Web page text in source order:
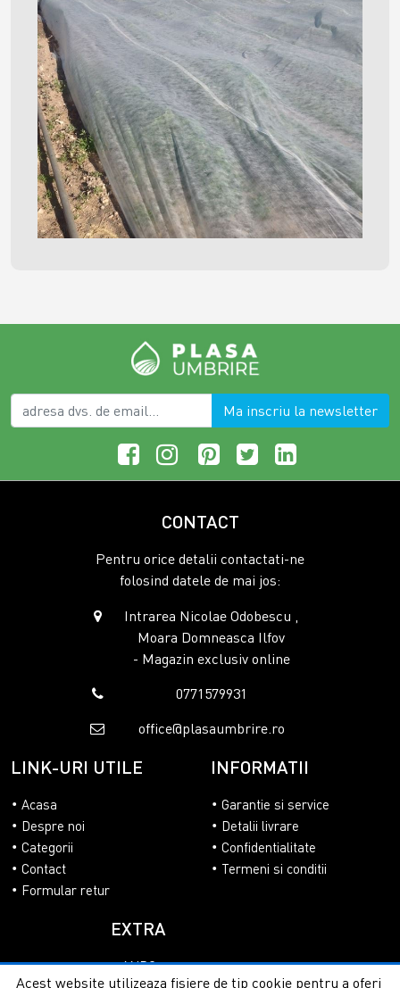
Ma inscriu la newsletter
CONTACT
Pentru orice detalii contactati-ne
folosind datele de mai jos:
Intrarea Nicolae Odobescu ,
Moara Domneasca Ilfov
- Magazin exclusiv online
0771579931
office@plasaumbrire.ro
LINK-URI UTILE
Acasa
Despre noi
Categorii
Contact
Formular retur
INFORMATII
Garantie si service
Detalii livrare
Confidentialitate
Termeni si conditii
EXTRA
ANPC
Acest website utilizeaza fisiere de tip cookie pentru a oferi